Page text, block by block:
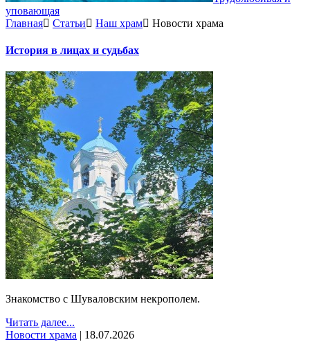
уповающая
Главная
Статьи Наш храм Новости храма
История в лицах и судьбах
Знакомство с Шуваловским некрополем.
Читать далее...
Новости храма | 18.07.2026